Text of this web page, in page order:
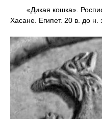
«Дикая кошка».
Хасане. Египет. 20 в. до н.